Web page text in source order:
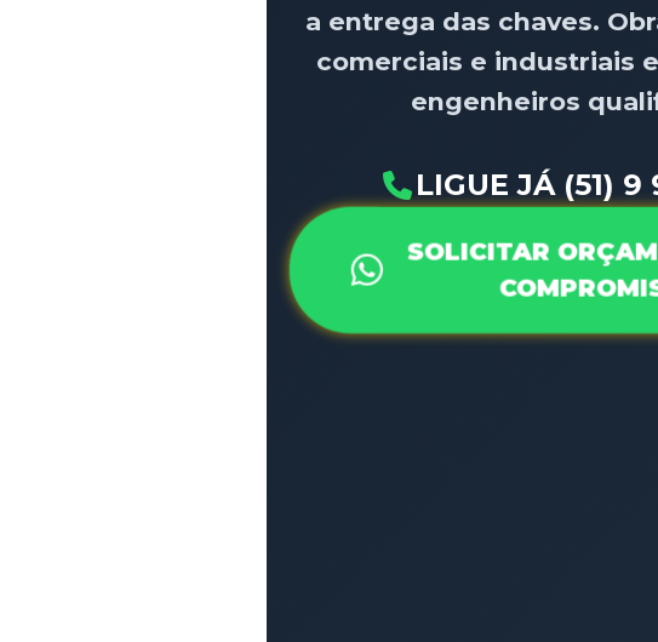
a entrega das chaves.
comerciais e industriais
engenheiros
LIGUE JÁ (51) 9
SOLICITAR